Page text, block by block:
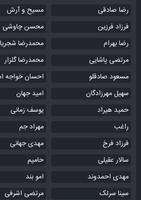
رضا صادقی
مسیح و آرش
فرزاد فرزین
محسن چاوشی
رضا بهرام
محمدرضا
مرتضی پاشایی
محمدرضا گلزار
مسعود صادقلو
احسان خواجه
سهیل مهرزادگان
امید جهان
حمید هیراد
یوسف زمانی
راغب
مهراد جم
فرزاد فرخ
مهدی جهانی
سالار عقیلی
حامیم
مهدی احمدوند
امو بند
سینا سرلک
مرتضی اشرفی